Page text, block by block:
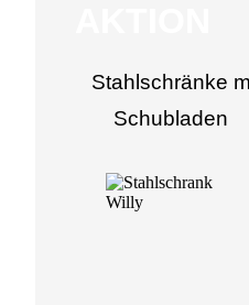
Stahlschränke
Schubladen